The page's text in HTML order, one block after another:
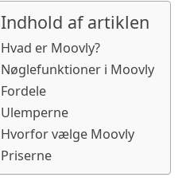
Indhold af artiklen
Hvad er Moovly?
Nøglefunktioner i Moovly
Fordele
Ulemperne
Hvorfor vælge Moovly
Priserne